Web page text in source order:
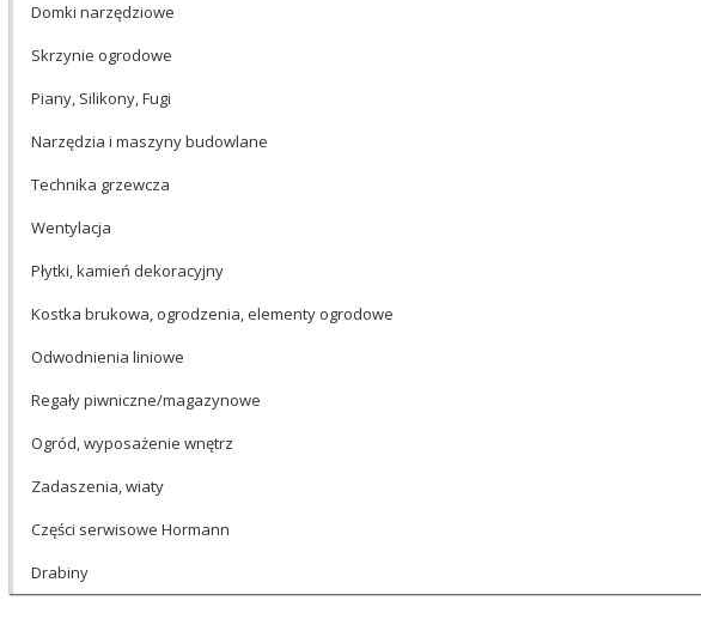
Domki narzędziowe
Skrzynie ogrodowe
Piany, Silikony, Fugi
Narzędzia i maszyny budowlane
Technika grzewcza
Wentylacja
Płytki, kamień dekoracyjny
Kostka brukowa, ogrodzenia, elementy ogrodowe
Odwodnienia liniowe
Regały piwniczne/magazynowe
Ogród, wyposażenie wnętrz
Zadaszenia, wiaty
Części serwisowe Hormann
Drabiny